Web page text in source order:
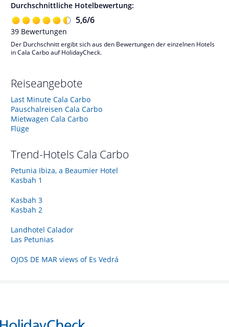
Durchschnittliche Hotelbewertung:
5,6/6
39 Bewertungen
Der Durchschnitt ergibt sich aus den Bewertungen der einzelnen Hotels
in Cala Carbo auf HolidayCheck.
Reiseangebote
Last Minute Cala Carbo
Pauschalreisen Cala Carbo
Mietwagen Cala Carbo
Flüge
Trend-Hotels Cala Carbo
Petunia Ibiza, a Beaumier Hotel
Kasbah 1
Kasbah 3
Kasbah 2
Landhotel Calador
Las Petunias
OJOS DE MAR views of Es Vedrá